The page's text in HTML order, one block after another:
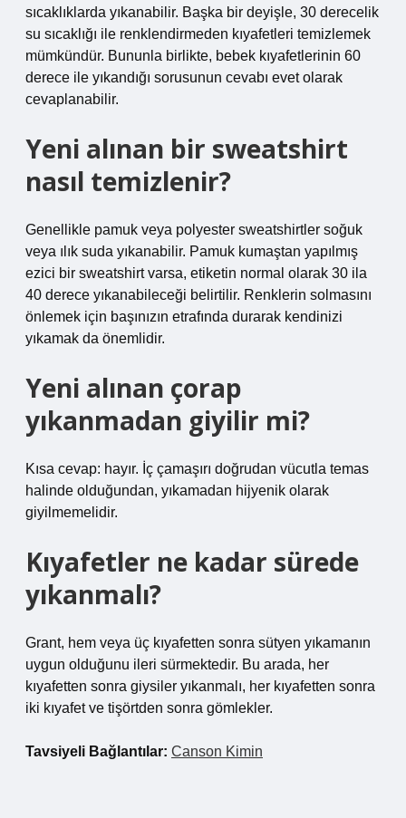
sıcaklıklarda yıkanabilir. Başka bir deyişle, 30 derecelik
su sıcaklığı ile renklendirmeden kıyafetleri temizlemek
mümkündür. Bununla birlikte, bebek kıyafetlerinin 60
derece ile yıkandığı sorusunun cevabı evet olarak
cevaplanabilir.
Yeni alınan bir sweatshirt
nasıl temizlenir?
Genellikle pamuk veya polyester sweatshirtler soğuk
veya ılık suda yıkanabilir. Pamuk kumaştan yapılmış
ezici bir sweatshirt varsa, etiketin normal olarak 30 ila
40 derece yıkanabileceği belirtilir. Renklerin solmasını
önlemek için başınızın etrafında durarak kendinizi
yıkamak da önemlidir.
Yeni alınan çorap
yıkanmadan giyilir mi?
Kısa cevap: hayır. İç çamaşırı doğrudan vücutla temas
halinde olduğundan, yıkamadan hijyenik olarak
giyilmemelidir.
Kıyafetler ne kadar sürede
yıkanmalı?
Grant, hem veya üç kıyafetten sonra sütyen yıkamanın
uygun olduğunu ileri sürmektedir. Bu arada, her
kıyafetten sonra giysiler yıkanmalı, her kıyafetten sonra
iki kıyafet ve tişörtden sonra gömlekler.
Tavsiyeli Bağlantılar: Canson Kimin